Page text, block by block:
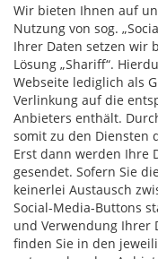
Wir bieten Ihnen auf
Nutzung von sog.
Ihrer Daten setzen wir
Lösung „Shariff“.
Webseite lediglich als
Verlinkung auf die
Anbieters enthält.
somit zu den Diensten
Erst dann werden Ihre
gesendet. Sofern Sie
keinerlei Austausch
Social-Media-Buttons
und Verwendung Ihrer
finden Sie in den